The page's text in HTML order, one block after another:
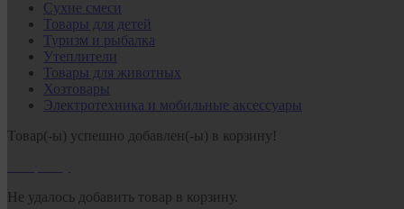
Сухие смеси
Товары для детей
Туризм и рыбалка
Утеплители
Товары для животных
Хозтовары
Электротехника и мобильные аксессуары
Товар(-ы) успешно добавлен(-ы) в корзину!
Не удалось добавить товар в корзину.